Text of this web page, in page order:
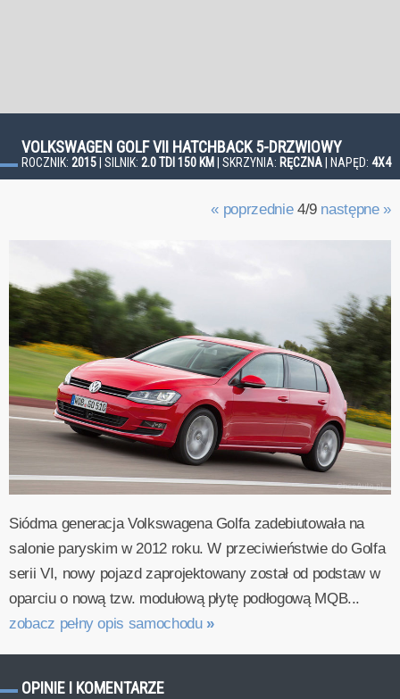
VOLKSWAGEN GOLF VII HATCHBACK 5-DRZWIOWY
ROCZNIK: 2015 | SILNIK: 2.0 TDI 150 KM | SKRZYNIA: RĘCZNA | NAPĘD: 4X4
« poprzednie4/9 następne »
Siódma generacja Volkswagena Golfa zadebiutowała na
salonie paryskim w 2012 roku. W przeciwieństwie do Golfa
serii VI, nowy pojazd zaprojektowany został od podstaw w
oparciu o nową tzw. modułową płytę podłogową MQB...
zobacz pełny opis samochodu »
OPINIE I KOMENTARZE